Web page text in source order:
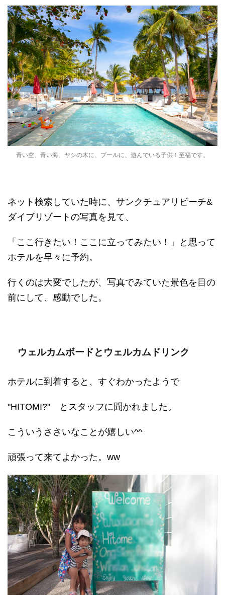
青い空、青い海、ヤシの木に、プールに、遊んでいる子供！至福です。
ネット検索していた時に、サンクチュアリビーチ&
ダイブリゾートの写真を見て、
「ここ行きたい！ここに立ってみたい！」と思って
ホテルを早々に予約。
行くのは大変でしたが、写真でみていた景色を目の
前にして、感動でした。
ウェルカムボードとウェルカムドリンク
ホテルに到着すると、すぐわかったようで
"HITOMI?" とスタッフに聞かれました。
こういうささいなことが嬉しい^^
頑張って来てよかった。ww